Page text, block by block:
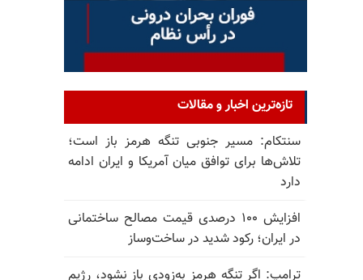
تازه‌ترین اخبار و مقالات
سنتکام: مسیر جنوبی تنگه هرمز باز است؛
تلاش‌ها برای توافق میان آمریکا و ایران ادامه
دارد
افزایش ۱۰۰ درصدی قیمت مصالح ساختمانی
در ایران؛ رکود شدید در ساخت‌وساز
ترامپ: اگر تنگه هرمز به‌زودی باز نشود، رژیم